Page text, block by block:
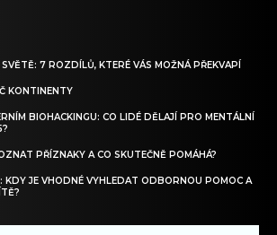
7 ROZDÍLŮ, KTERÉ VÁS MOŽNÁ PŘEKVAPÍ
KONTINENTY
BIOHACKINGU: CO LIDÉ DĚLAJÍ PRO MENTÁLNÍ
PŘÍZNAKY A CO SKUTEČNĚ POMÁHÁ?
KDY JE VHODNÉ VYHLEDAT ODBORNOU POMOC A